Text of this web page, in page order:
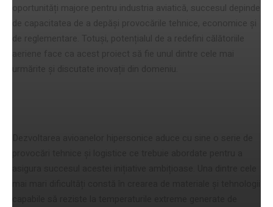
oportunități majore pentru industria aviatică, succesul depinde